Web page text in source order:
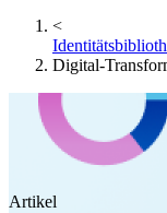
<
Digital-
Artikel